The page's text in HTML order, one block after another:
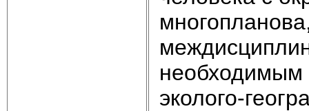
необходимым
эколого-